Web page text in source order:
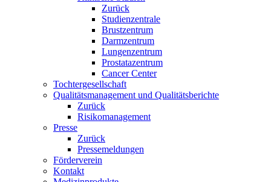
Zurück
Studienzentrale
Brustzentrum
Darmzentrum
Lungenzentrum
Prostatazentrum
Cancer Center
Tochtergesellschaft
Qualitätsmanagement und Qualitätsberichte
Zurück
Risikomanagement
Presse
Zurück
Pressemeldungen
Förderverein
Kontakt